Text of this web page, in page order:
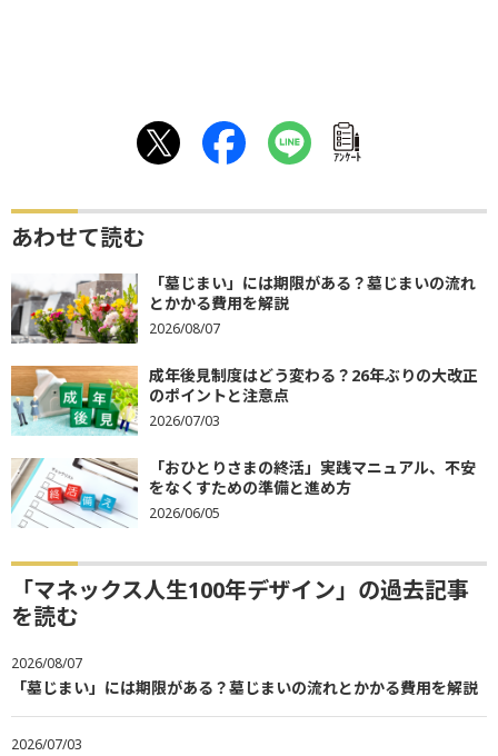
ｱﾝｹｰﾄ
あわせて読む
「墓じまい」には期限がある？墓じまいの流れ
とかかる費用を解説
2026/08/07
成年後見制度はどう変わる？26年ぶりの大改正
のポイントと注意点
2026/07/03
「おひとりさまの終活」実践マニュアル、不安
をなくすための準備と進め方
2026/06/05
「マネックス人生100年デザイン」の過去記事
を読む
2026/08/07
「墓じまい」には期限がある？墓じまいの流れとかかる費用を解説
2026/07/03